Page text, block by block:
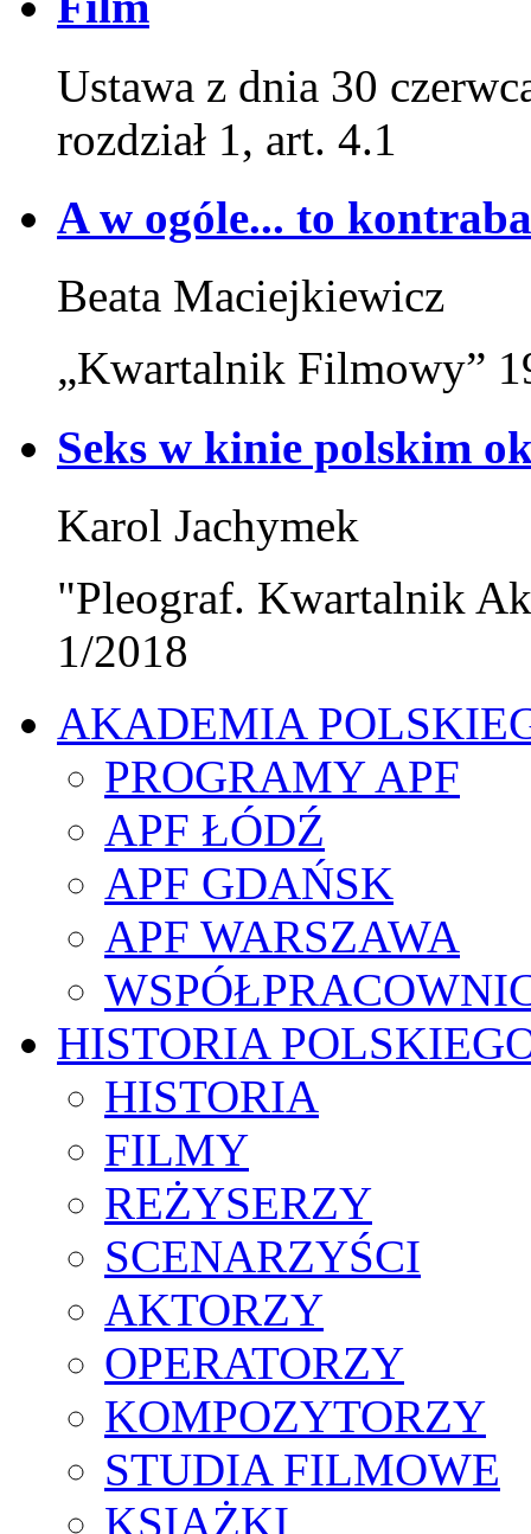
Ustawa z dnia 30
rozdział 1, art. 4.1
A w ogóle... to
Beata Maciejkiewicz
„Kwartalnik Filmowy”
Seks w kinie polskim
Karol Jachymek
"Pleograf. Kwartalnik
1/2018
AKADEMIA
PROGRAMY APF
APF ŁÓDŹ
APF GDAŃSK
APF WARSZAWA
HISTORIA
HISTORIA
FILMY
REŻYSERZY
SCENARZYŚCI
AKTORZY
OPERATORZY
KOMPOZYTORZY
STUDIA FILMOWE
KSIĄŻKI